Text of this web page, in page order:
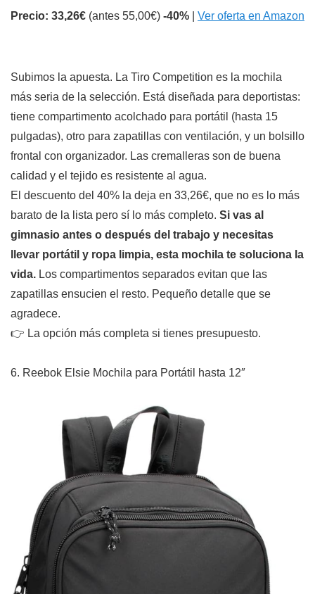
Precio: 33,26€ (antes 55,00€) -40% Ver oferta en Amazon
Subimos la apuesta. La Tiro Competition es la mochila
más seria de la selección. Está diseñada para deportistas:
tiene compartimento acolchado para portátil (hasta 15
pulgadas), otro para zapatillas con ventilación, y un bolsillo
frontal con organizador. Las cremalleras son de buena
calidad y el tejido es resistente al agua.
El descuento del 40% la deja en 33,26€, que no es lo más
barato de la lista pero sí lo más completo. Si vas al
gimnasio antes o después del trabajo y necesitas
llevar portátil y ropa limpia, esta mochila te soluciona la
vida. Los compartimentos separados evitan que las
zapatillas ensucien el resto. Pequeño detalle que se
agradece.
👉 La opción más completa si tienes presupuesto.
6. Reebok Elsie Mochila para Portátil hasta 12″